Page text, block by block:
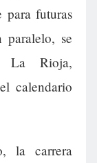
para futuras
paralelo, se
La Rioja,
calendario
la carrera